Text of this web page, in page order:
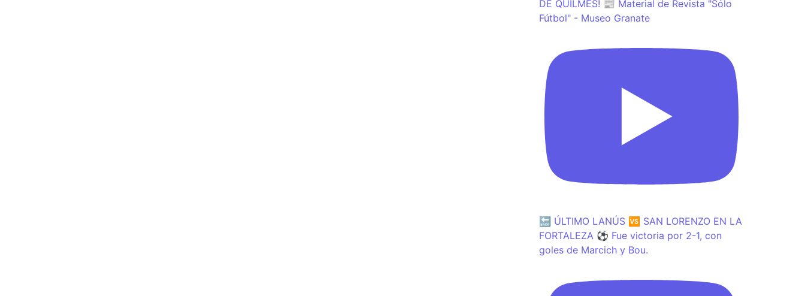
DE QUILMES! 📰 Material de Revista "Sólo
Fútbol" - Museo Granate
🔙 ÚLTIMO LANÚS 🆚 SAN LORENZO EN LA
FORTALEZA ⚽️ Fue victoria por 2-1, con
goles de Marcich y Bou.